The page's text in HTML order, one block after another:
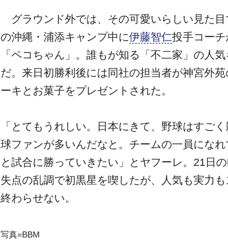
グラウンド外では、その可愛いらしい見た
の沖縄・浦添キャンプ中に伊藤智仁投手コー
「ペコちゃん」。誰もが知る「不二家」の人
だ。来日初勝利後には同社の担当者が神宮外
ーキとお菓子をプレゼントされた。
「とてもうれしい。日本にきて、野球はすご
球ファンが多いんだなと。チームの一員にな
と試合に勝っていきたい」とヤフーレ。21日
失点の乱調で初黒星を喫したが、人気も実力
終わらせない。
写真=BBM